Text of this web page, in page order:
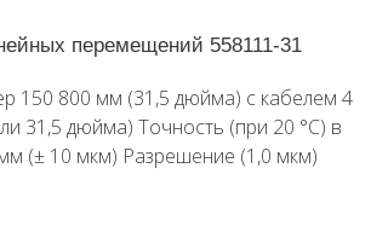
перемещений 558111-31
150 800 мм (31,5 дюйма) с кабелем 4
31,5 дюйма) Точность (при 20 °C) в
(± 10 мкм) Разрешение (1,0 мкм)